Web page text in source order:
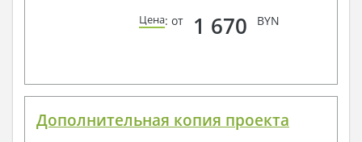
Цена: от 1 670 BYN
Дополнительная копия проекта